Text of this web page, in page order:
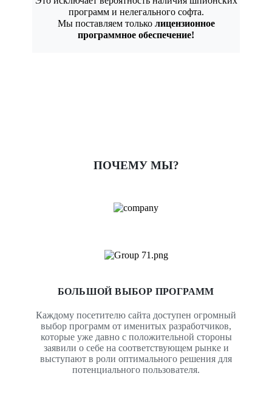
программ и нелегального софта.
Мы поставляем только лицензионное
программное обеспечение!
ПОЧЕМУ МЫ?
БОЛЬШОЙ ВЫБОР ПРОГРАММ
Каждому посетителю сайта доступен огромный
выбор программ от именитых разработчиков,
которые уже давно с положительной стороны
заявили о себе на соответствующем рынке и
выступают в роли оптимального решения для
потенциального пользователя.